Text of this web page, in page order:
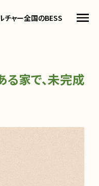
チャー全国のBESS
家で、未完成